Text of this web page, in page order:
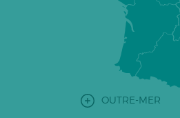
OUTRE-MER